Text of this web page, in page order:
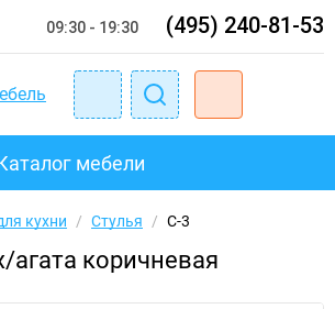
09:30 - 19:30 (495) 240-81-53
мебели
кухни / Стулья / С-3
агата коричневая